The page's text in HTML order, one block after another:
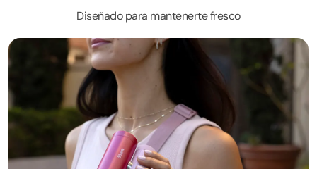
Diseñado para mantenerte fresco